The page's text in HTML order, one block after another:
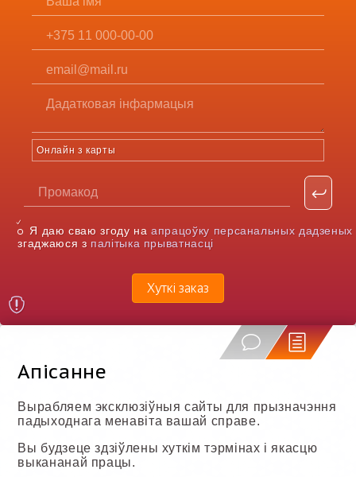
Онлайн з карты
Я даю сваю згоду наапрацоўку персанальных дадзеных
згаджаюся з палітыка прыватнасці
Хуткі заказ
Апісанне
Вырабляем эксклюзіўныя сайты для прызначэння
падыходнага менавіта вашай справе.
Вы будзеце здзіўлены хуткім тэрмінах і якасцю
выкананай працы.